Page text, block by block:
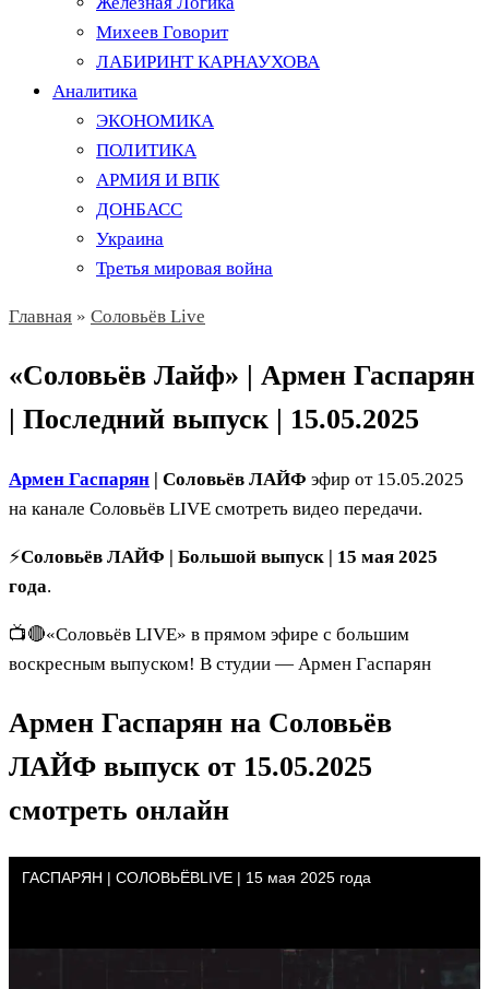
Михеев Говорит
ЛАБИРИНТ КАРНАУХОВА
Аналитика
ЭКОНОМИКА
ПОЛИТИКА
АРМИЯ И ВПК
ДОНБАСС
Украина
Третья мировая война
Главная » Соловьёв Live
«Соловьёв Лайф» | Армен Гаспарян
| Последний выпуск | 15.05.2025
Армен Гаспарян | Соловьёв ЛАЙФ эфир от 15.05.2025
на канале Соловьёв LIVE смотреть видео передачи.
⚡️Соловьёв ЛАЙФ | Большой выпуск | 15 мая 2025
года.
📺🔴«Соловьёв LIVE» в прямом эфире с большим
воскресным выпуском! В студии — Армен Гаспарян
Армен Гаспарян на Соловьёв
ЛАЙФ выпуск от 15.05.2025
смотреть онлайн